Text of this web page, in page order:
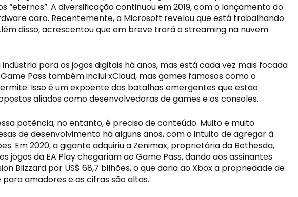
A diversificação continuou em 2019, com o lançamento do
caro. Recentemente, a Microsoft revelou que está trabalhando
disso, acrescentou que em breve trará o streaming na nuvem
Pass também inclui xCloud, mas games famosos como o
Isso é um expoente das batalhas emergentes que estão
aliados como desenvolvedoras de games e os consoles.
potência, no entanto, é preciso de conteúdo. Muito e muito
de desenvolvimento há alguns anos, com o intuito de agregar à
Em 2020, a gigante adquiriu a Zenimax, proprietária da Bethesda,
jogos da EA Play chegariam ao Game Pass, dando aos assinantes
Blizzard por US$ 68,7 bilhões, o que daria ao Xbox a propriedade de
amadores e as cifras são altas.